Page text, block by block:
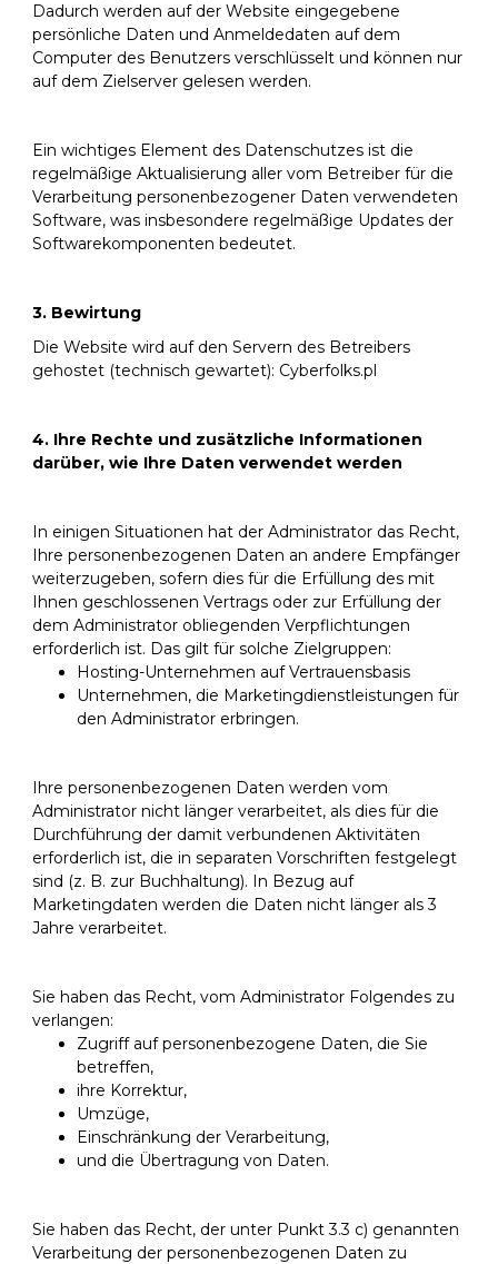
Dadurch werden auf der Website eingegebene
persönliche Daten und Anmeldedaten auf dem
Computer des Benutzers verschlüsselt und können nur
auf dem Zielserver gelesen werden.
Ein wichtiges Element des Datenschutzes ist die
regelmäßige Aktualisierung aller vom Betreiber für die
Verarbeitung personenbezogener Daten verwendeten
Software, was insbesondere regelmäßige Updates der
Softwarekomponenten bedeutet.
3. Bewirtung
Die Website wird auf den Servern des Betreibers
gehostet (technisch gewartet): Cyberfolks.pl
4. Ihre Rechte und zusätzliche Informationen
darüber, wie Ihre Daten verwendet werden
In einigen Situationen hat der Administrator das Recht,
Ihre personenbezogenen Daten an andere Empfänger
weiterzugeben, sofern dies für die Erfüllung des mit
Ihnen geschlossenen Vertrags oder zur Erfüllung der
dem Administrator obliegenden Verpflichtungen
erforderlich ist. Das gilt für solche Zielgruppen:
Hosting-Unternehmen auf Vertrauensbasis
Unternehmen, die Marketingdienstleistungen für
den Administrator erbringen.
Ihre personenbezogenen Daten werden vom
Administrator nicht länger verarbeitet, als dies für die
Durchführung der damit verbundenen Aktivitäten
erforderlich ist, die in separaten Vorschriften festgelegt
sind (z. B. zur Buchhaltung). In Bezug auf
Marketingdaten werden die Daten nicht länger als 3
Jahre verarbeitet.
Sie haben das Recht, vom Administrator Folgendes zu
verlangen:
Zugriff auf personenbezogene Daten, die Sie
betreffen,
ihre Korrektur,
Umzüge,
Einschränkung der Verarbeitung,
und die Übertragung von Daten.
Sie haben das Recht, der unter Punkt 3.3 c) genannten
Verarbeitung der personenbezogenen Daten zu